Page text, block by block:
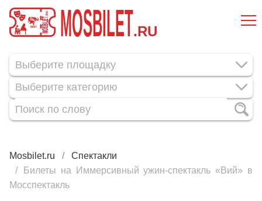
MOSBILET.RU
Выберите категорию
Mosbilet.ru
Спектакли
Билеты на Иммерсивный ужин-спектакль «Вий» в
Мосспектакль